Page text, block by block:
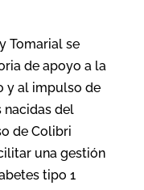
Tomarial se
de apoyo a la
y al impulso de
nacidas del
de Colibri
una gestión
tipo 1